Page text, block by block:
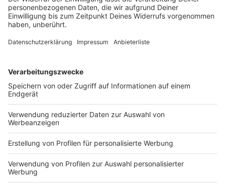
sammeln. Bitte lesen Sie die
Details durch und stimmen Sie der
Nutzung des Service zu, um dieses
Video anzusehen.
Akzeptieren
powered byUsercentrics Consent
Management Platform
In diesem Video zeigt euch Nelson Müller, wie man
eine gratinierte Dorade zaubert. Die Beilagen können
variieren, wie ihr hier seht, macht unser Starkoch dazu
eine Ratatouille-Kruste. Viel Spaß beim Nachkochen.
Anzeige
Das ist der Kitchen Club by Nelson Müller
Anzeige